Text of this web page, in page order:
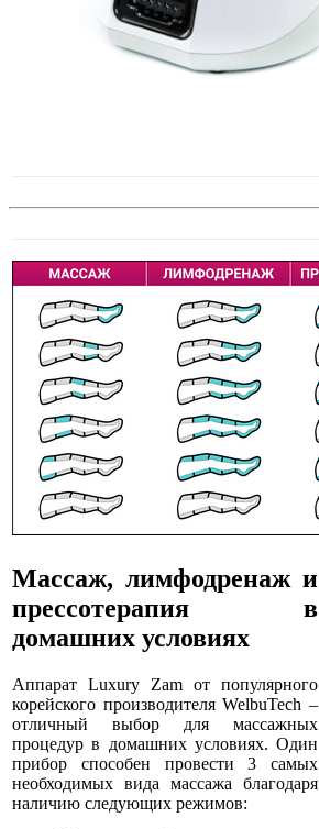
Массаж, лимфодренаж и
прессотерапия в
домашних условиях
Аппарат Luxury Zam от популярного
корейского производителя WelbuTech –
отличный выбор для массажных
процедур в домашних условиях. Один
прибор способен провести 3 самых
необходимых вида массажа благодаря
наличию следующих режимов: